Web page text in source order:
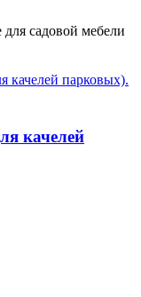
садовой мебели
качелей